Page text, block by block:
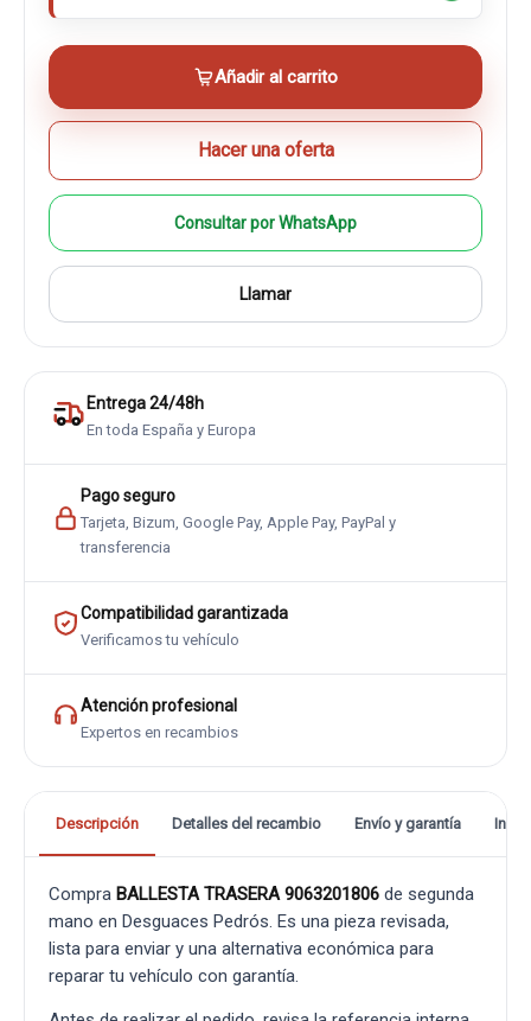
Añadir al carrito
Hacer una oferta
Consultar por WhatsApp
Llamar
Entrega 24/48h
En toda España y Europa
Pago seguro
Tarjeta, Bizum, Google Pay, Apple Pay, PayPal y
transferencia
Compatibilidad garantizada
Verificamos tu vehículo
Atención profesional
Expertos en recambios
Descripción Detalles del recambio Envío y garantía
Compra BALLESTA TRASERA 9063201806 de segunda
mano en Desguaces Pedrós. Es una pieza revisada,
lista para enviar y una alternativa económica para
reparar tu vehículo con garantía.